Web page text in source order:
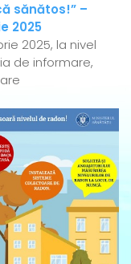
sănătos!” –
2025
2025, la nivel
de informare,